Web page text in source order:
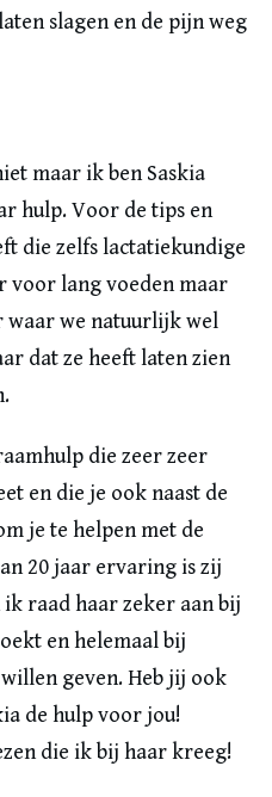
slagen en de pijn weg
maar ik ben Saskia
hulp. Voor de tips en
die zelfs lactatiekundige
voor lang voeden maar
waar we natuurlijk wel
dat ze heeft laten zien
die zeer zeer
en die je ook naast de
je te helpen met de
20 jaar ervaring is zij
raad haar zeker aan bij
en helemaal bij
geven. Heb jij ook
de hulp voor jou!
die ik bij haar kreeg!